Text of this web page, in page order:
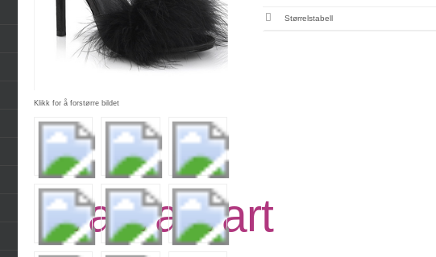
Klikk for å forstørre bildet
Størrelstabell